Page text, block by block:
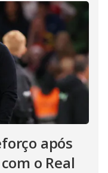
após
o Real